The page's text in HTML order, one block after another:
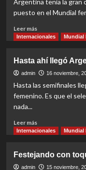
Argentina tenía la gran
puesto en el Mundial
Leer másRead
more
un
paso
del
podio
Internacionales Mundial
Hasta ahí llegó
admin 16 noviembre,
Hasta las semifinales
femenino. Es que el
nada...
Leer másRead
more
ahí
llegó
Internacionales Mundial
Festejando con
admin 15 noviembre,